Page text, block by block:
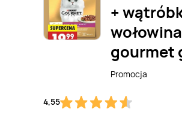
+
gourmet
Promocja
4,55